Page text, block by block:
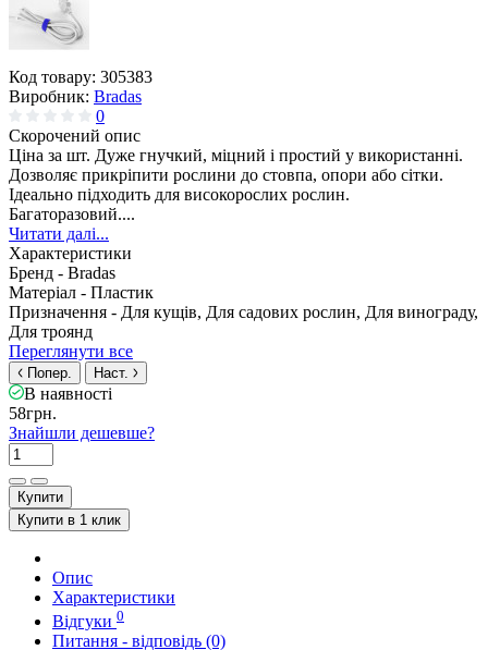
Код товару: 305383
Виробник: Bradas
0
Скорочений опис
Ціна за шт. Дуже гнучкий, міцний і простий у використанні.
Дозволяє прикріпити рослини до стовпа, опори або сітки.
Ідеально підходить для високорослих рослин.
Багаторазовий....
Читати далі...
Характеристики
Бренд - Bradas
Матеріал - Пластик
Призначення - Для кущів, Для садових рослин, Для винограду,
Для троянд
Переглянути все
Попер. Наст.
В наявності
58грн.
Знайшли дешевше?
Купити
Купити в 1 клик
Опис
Характеристики
Відгуки 0
Питання - відповідь (0)